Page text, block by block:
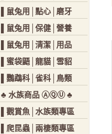
▌鼠兔用│點心│磨牙
▌鼠兔用│保健│營養
▌鼠兔用│清潔│用品
▌蜜袋鼯│龍貓│雪貂
▌鸚鵡科│雀科│鳥類
♣ 水族商品 ⒶⓆⓊ ♣
▌觀賞魚│水族類專區
▌爬昆蟲│兩棲類專區